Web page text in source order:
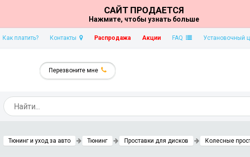
САЙТ ПРОДАЕТСЯ
Нажмите, чтобы узнать больше
Как платить? Контакты Распродажа Акции FAQ Установочный
Перезвоните мне
Тюнинг и уход за авто Тюнинг Проставки для дисков Колесные